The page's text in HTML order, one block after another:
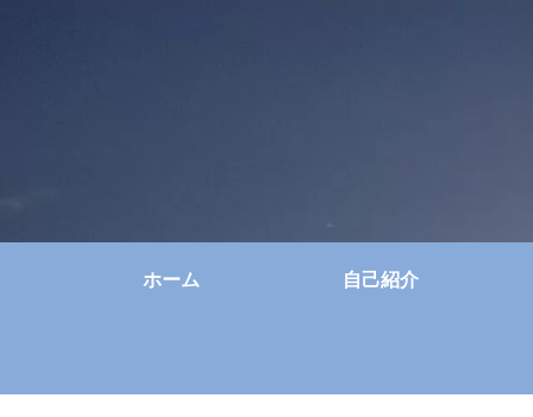
ホーム 自己紹介